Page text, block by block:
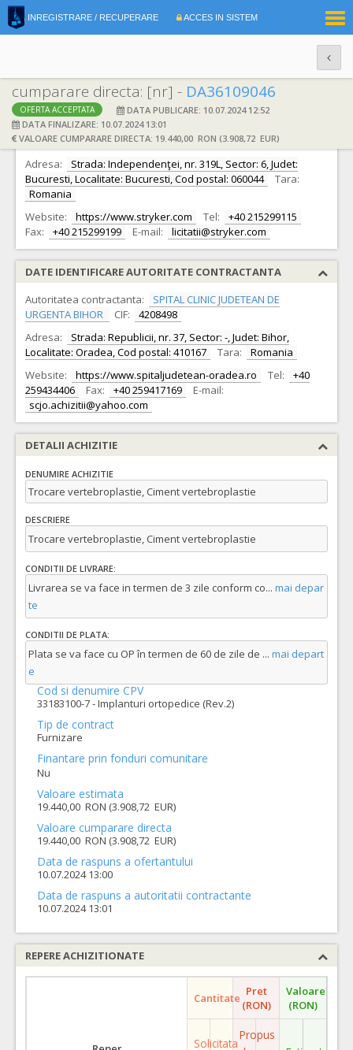
INREGISTRARE / RECUPERARE ACCES IN SISTEM
cumparare directa: [nr] - DA36109046
OFERTA ACCEPTATA
DATA PUBLICARE: 10.07.2024 12:52
DATA FINALIZARE: 10.07.2024 13:01
VALOARE CUMPARARE DIRECTA: 19.440,00 RON (3.908,72 EUR)
DATE IDENTIFICARE OFERTANT
Ofertant: S.C. STRYKER ROMANIA S.R.L. CIF: 12704530
Adresa:
Strada: Independenţei, nr. 319L, Sector: 6, Judet:
Bucuresti, Localitate: Bucuresti, Cod postal: 060044
Tara:
Romania
Website:
https://www.stryker.com Tel:
+40 215299115
Fax:
+40 215299199 E-mail: licitatii@stryker.com
DATE IDENTIFICARE AUTORITATE CONTRACTANTA
Autoritatea contractanta:
SPITAL CLINIC JUDETEAN DE
URGENTA BIHOR
CIF:
4208498
Adresa:
Strada: Republicii, nr. 37, Sector: -, Judet: Bihor,
Localitate: Oradea, Cod postal: 410167
Tara:
Romania
Website:
https://www.spitaljudetean-oradea.ro Tel:
+40
259434406
Fax: +40 259417169
E-mail:
scjo.achizitii@yahoo.com
DETALII ACHIZITIE
DENUMIRE ACHIZITIE
Trocare vertebroplastie, Ciment vertebroplastie
DESCRIERE
Trocare vertebroplastie, Ciment vertebroplastie
CONDITII DE LIVRARE:
Livrarea se va face in termen de 3 zile conform co... mai depar
te
CONDITII DE PLATA:
Plata se va face cu OP în termen de 60 de zile de ... mai depart
e
Cod si denumire CPV
33183100-7 - Implanturi ortopedice (Rev.2)
Tip de contract
Furnizare
Finantare prin fonduri comunitare
Nu
Valoare estimata
19.440,00 RON (3.908,72 EUR)
Valoare cumparare directa
19.440,00 RON (3.908,72 EUR)
Data de raspuns a ofertantului
10.07.2024 13:00
Data de raspuns a autoritatii contractante
10.07.2024 13:01
REPERE ACHIZITIONATE
Cantitate Pret
(RON)
Valoare
(RON)
Solicitata
Propus